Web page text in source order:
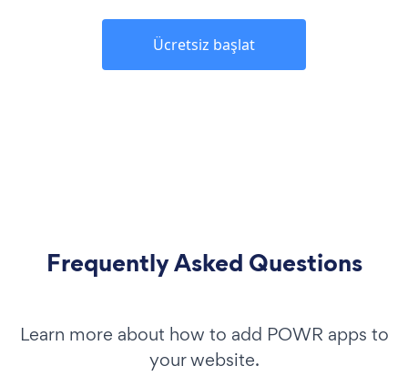
Ücretsiz başlat
Frequently Asked Questions
Learn more about how to add POWR apps to
your website.